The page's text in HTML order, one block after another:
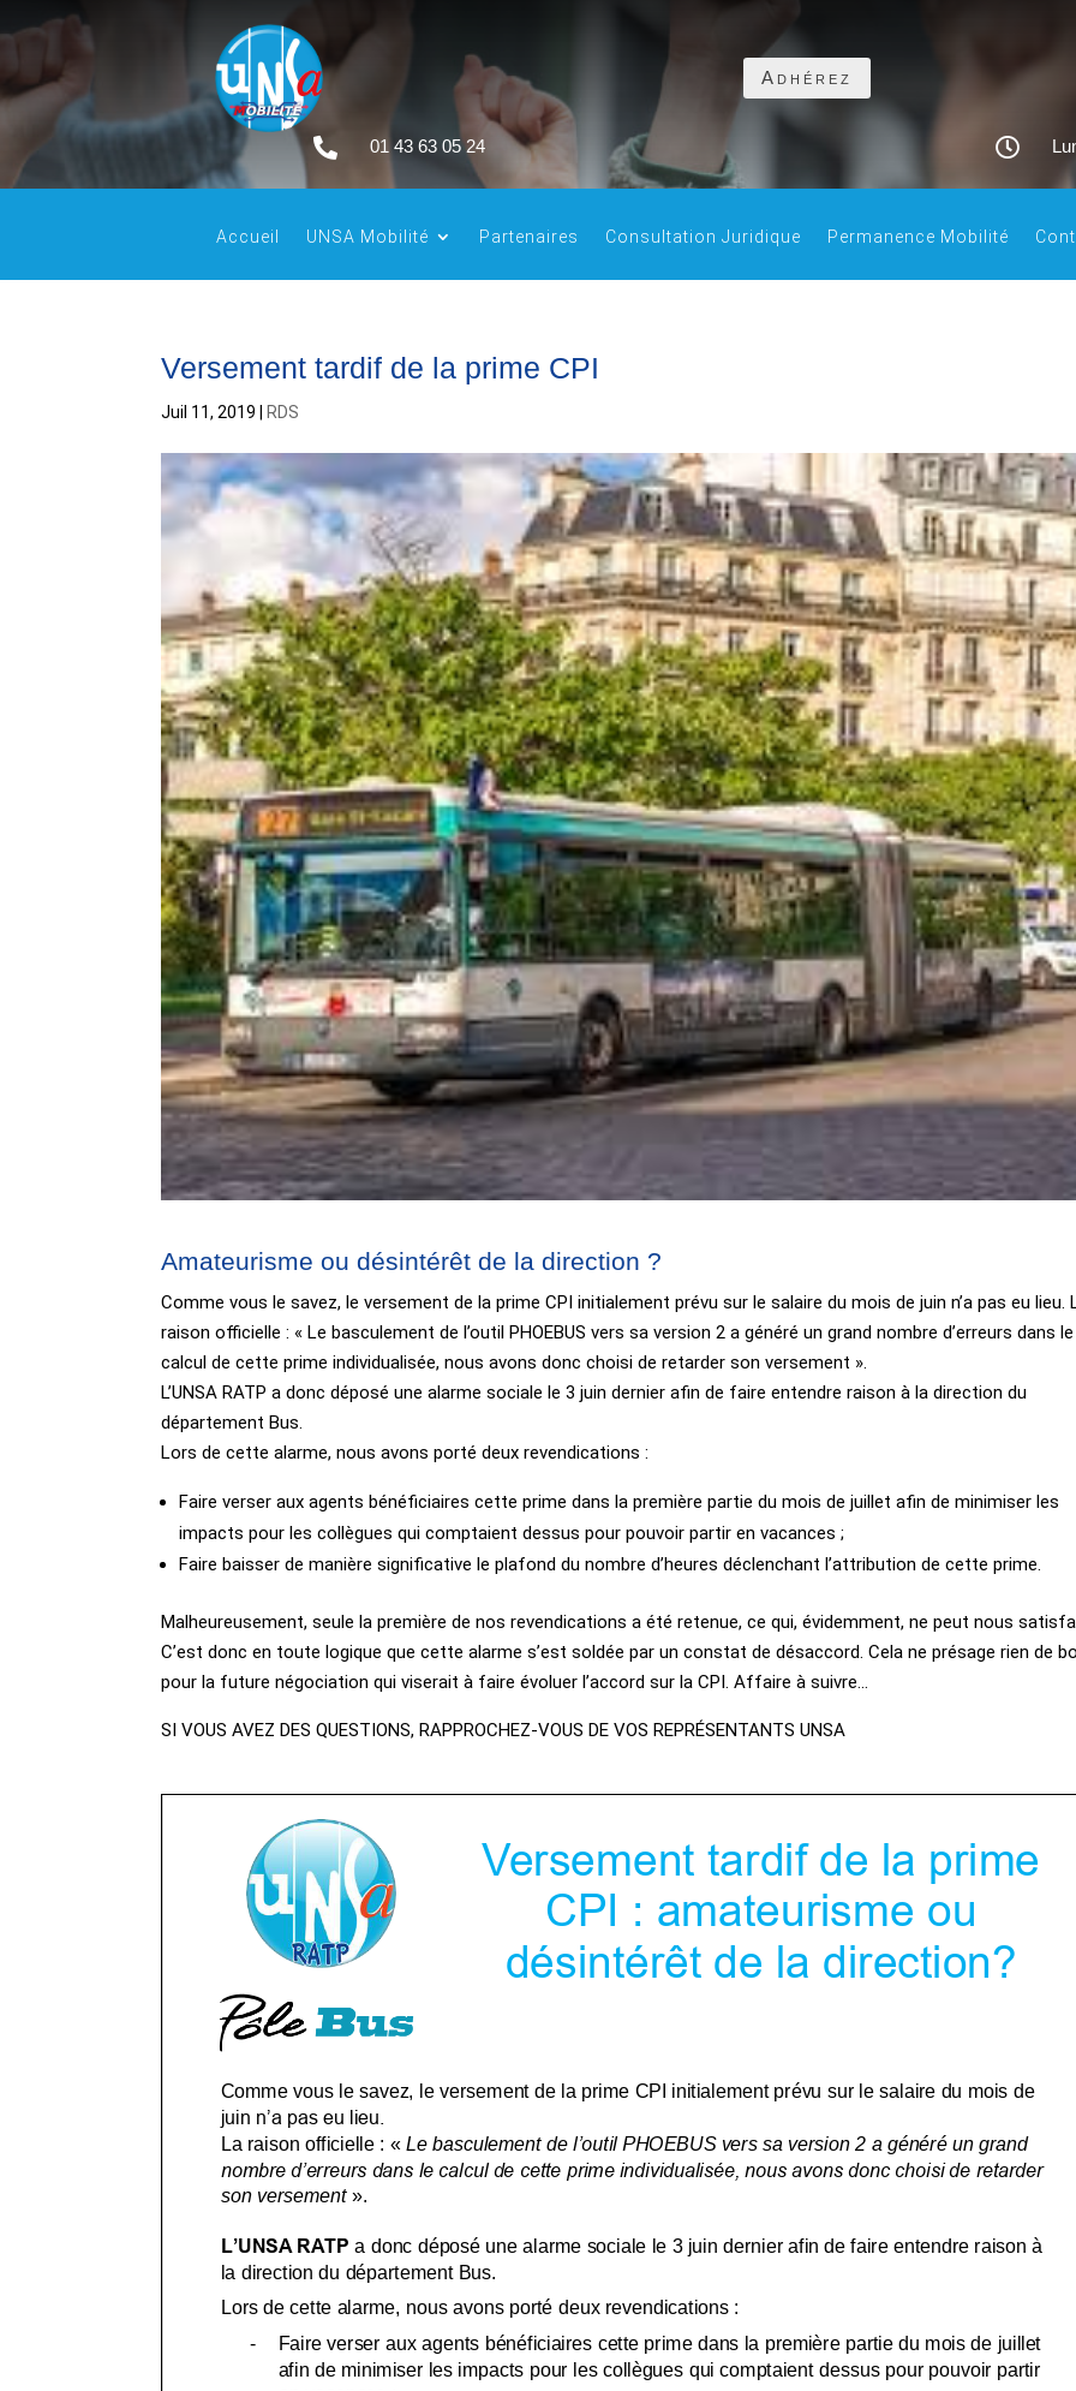
Adhérez
 01 43 63 05 24 
Accueil UNSA Mobilité Partenaires Consultation Juridique Permanence Mobilité
Versement tardif de la prime CPI
Juil 11, 2019 RDS
Amateurisme ou désintérêt de la direction ?
Comme vous le savez, le versement de la prime CPI initialement prévu sur le salaire du mois de juin n’a pas eu lieu.
raison officielle : « Le basculement de l’outil PHOEBUS vers sa version 2 a généré un grand nombre d’erreurs dans le
calcul de cette prime individualisée, nous avons donc choisi de retarder son versement ».
L’UNSA RATP a donc déposé une alarme sociale le 3 juin dernier afin de faire entendre raison à la direction du
département Bus.
Lors de cette alarme, nous avons porté deux revendications :
Faire verser aux agents bénéficiaires cette prime dans la première partie du mois de juillet afin de minimiser les
impacts pour les collègues qui comptaient dessus pour pouvoir partir en vacances ;
Faire baisser de manière significative le plafond du nombre d’heures déclenchant l’attribution de cette prime.
Malheureusement, seule la première de nos revendications a été retenue, ce qui, évidemment, ne peut nous
C’est donc en toute logique que cette alarme s’est soldée par un constat de désaccord. Cela ne présage rien de
pour la future négociation qui viserait à faire évoluer l’accord sur la CPI. Affaire à suivre…
SI VOUS AVEZ DES QUESTIONS, RAPPROCHEZ-VOUS DE VOS REPRÉSENTANTS UNSA